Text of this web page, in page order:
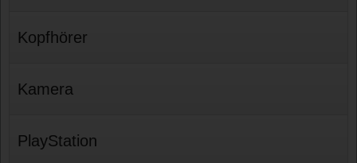
Kopfhörer
Kamera
PlayStation